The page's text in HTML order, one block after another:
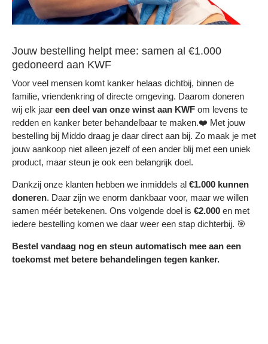
Jouw bestelling helpt mee: samen al €1.000
gedoneerd aan KWF
Voor veel mensen komt kanker helaas dichtbij, binnen de
familie, vriendenkring of directe omgeving. Daarom doneren
wij elk jaar een deel van onze winst aan KWF om levens te
redden en kanker beter behandelbaar te maken.❤️ Met jouw
bestelling bij Middo draag je daar direct aan bij. Zo maak je met
jouw aankoop niet alleen jezelf of een ander blij met een uniek
product, maar steun je ook een belangrijk doel.
Dankzij onze klanten hebben we inmiddels al €1.000 kunnen
doneren. Daar zijn we enorm dankbaar voor, maar we willen
samen méér betekenen. Ons volgende doel is €2.000 en met
iedere bestelling komen we daar weer een stap dichterbij. 🎯
Bestel vandaag nog en steun automatisch mee aan een
toekomst met betere behandelingen tegen kanker.